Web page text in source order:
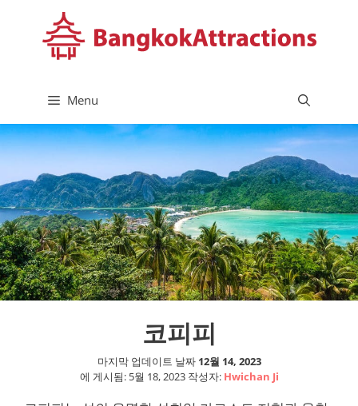
뛰
기
Menu
코피피
마지막 업데이트 날짜 12월 14, 2023
에 게시됨: 5월 18, 2023 작성자: Hwichan Ji